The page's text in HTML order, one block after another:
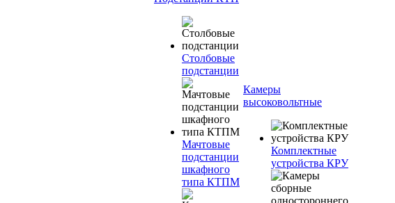
Столбовые
подстанции
Мачтовые
подстанции
шкафного
типа КТПМ
Камеры
высоковольтные
Комплектные
устройства КРУ